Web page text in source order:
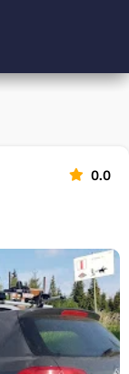
0.0